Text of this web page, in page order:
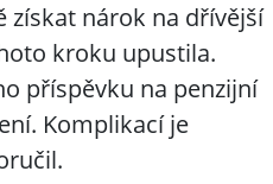
získat nárok na dřívější
kroku upustila.
příspěvku na penzijní
Komplikací je